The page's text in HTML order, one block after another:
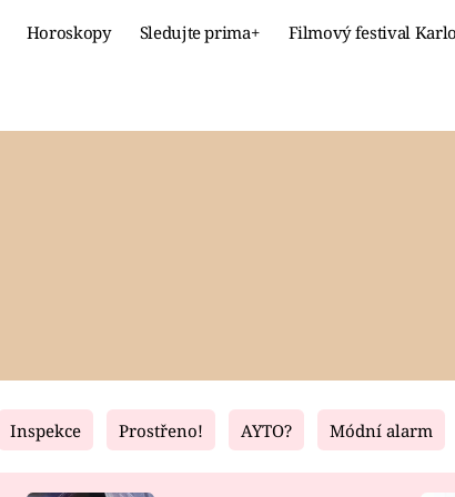
Horoskopy Sledujte prima+ Filmový festival
Fresh Living
Inspekce Prostřeno! AYTO? Módní alarm